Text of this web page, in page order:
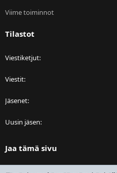
Viime toiminnot
Tilastot
Viestiketjut
Viestit
Jäsenet
Uusin jäsen
Jaa tämä sivu